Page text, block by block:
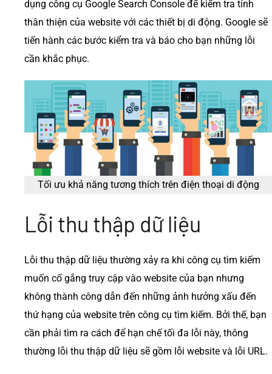
dụng công cụ Google Search Console để kiểm tra tính
thân thiện của website với các thiết bị di động. Google sẽ
tiến hành các bước kiểm tra và báo cho bạn những lỗi
cần khắc phục.
Tối ưu khả năng tương thích trên điện thoại di động
Lỗi thu thập dữ liệu
Lỗi thu thập dữ liệu thường xảy ra khi công cụ tìm kiếm
muốn cố gắng truy cập vào website của bạn nhưng
không thành công dẫn đến những ảnh hưởng xấu đến
thứ hạng của website trên công cụ tìm kiếm. Bởi thế, bạn
cần phải tìm ra cách để hạn chế tối đa lỗi này, thông
thường lỗi thu thập dữ liệu sẽ gồm lỗi website và lỗi URL.